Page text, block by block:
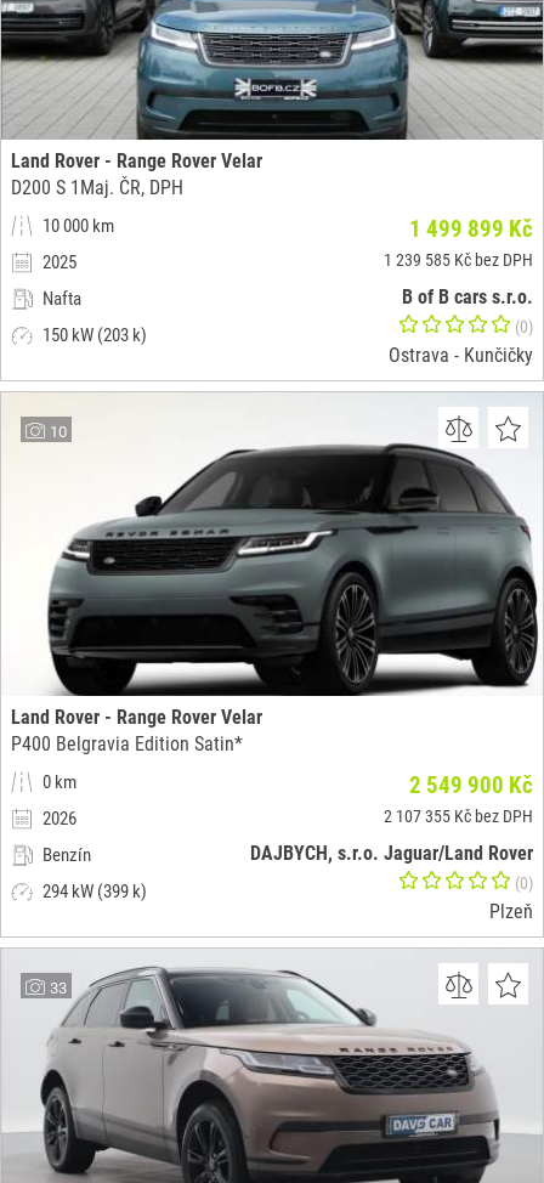
Land Rover - Range Rover Velar
D200 S 1Maj. ČR, DPH
10 000 km
2025
Nafta
150 kW (203 k)
1 499 899 Kč
1 239 585 Kč bez DPH
B of B cars s.r.o.
(0)
Ostrava - Kunčičky
10
Land Rover - Range Rover Velar
P400 Belgravia Edition Satin*
0 km
2026
Benzín
294 kW (399 k)
2 549 900 Kč
2 107 355 Kč bez DPH
DAJBYCH, s.r.o. Jaguar/Land Rover
(0)
Plzeň
33